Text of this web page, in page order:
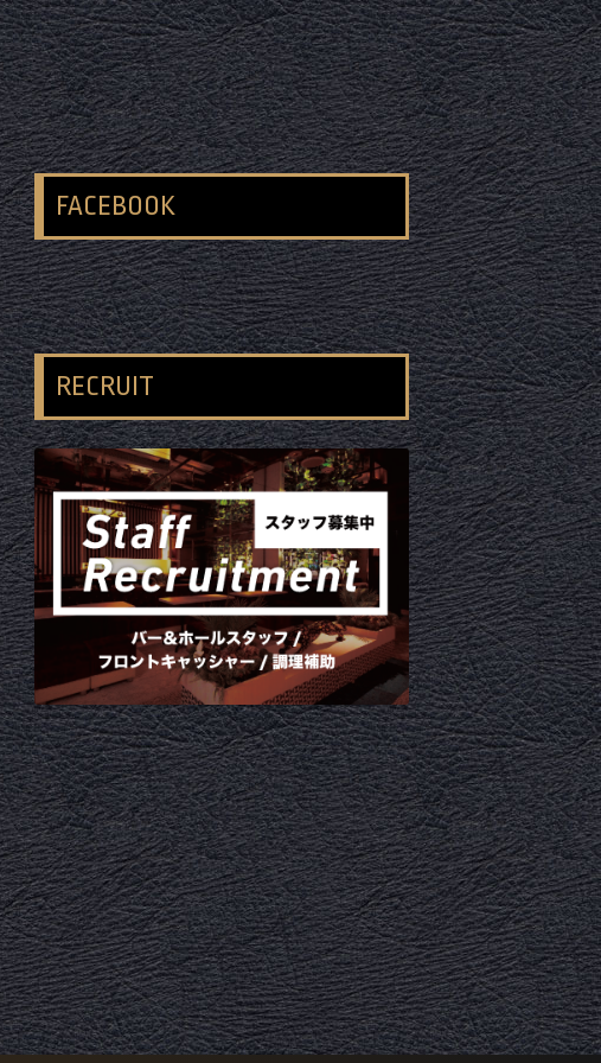
FACEBOOK
RECRUIT